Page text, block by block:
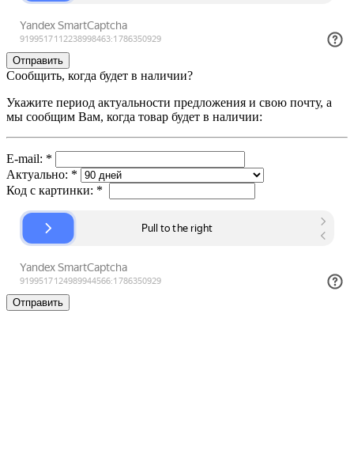
Сообщить, когда будет в наличии?
Укажите период актуальности предложения и свою почту, а
мы сообщим Вам, когда товар будет в наличии:
E-mail: *
Актуально: *
Код с картинки: *